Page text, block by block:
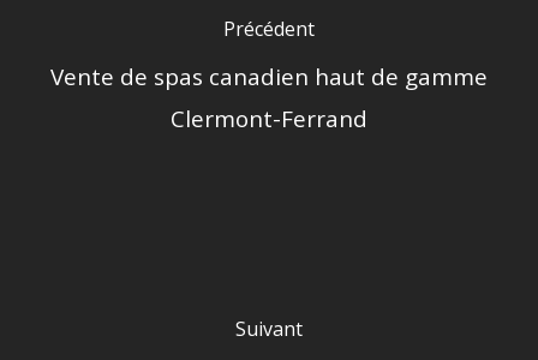
Précédent
Vente de spas canadien haut de gamme
Clermont-Ferrand
Suivant